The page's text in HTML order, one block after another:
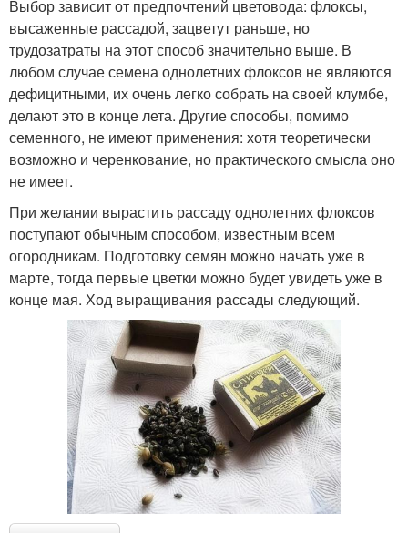
Выбор зависит от предпочтений цветовода: флоксы,
высаженные рассадой, зацветут раньше, но
трудозатраты на этот способ значительно выше. В
любом случае семена однолетних флоксов не являются
дефицитными, их очень легко собрать на своей клумбе,
делают это в конце лета. Другие способы, помимо
семенного, не имеют применения: хотя теоретически
возможно и черенкование, но практического смысла оно
не имеет.
При желании вырастить рассаду однолетних флоксов
поступают обычным способом, известным всем
огородникам. Подготовку семян можно начать уже в
марте, тогда первые цветки можно будет увидеть уже в
конце мая. Ход выращивания рассады следующий.